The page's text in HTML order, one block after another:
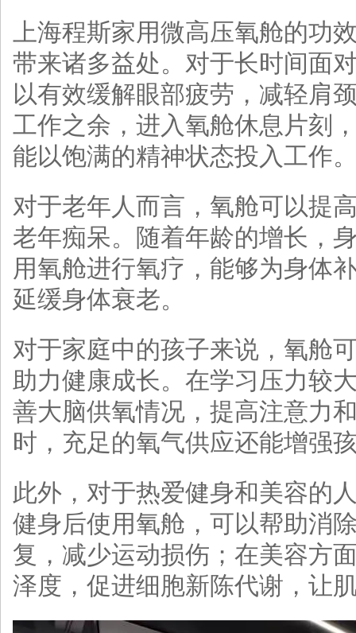
上海程斯家用微高压氧舱的功
带来诸多益处。对于长时间面
以有效缓解眼部疲劳，减轻肩
工作之余，进入氧舱休息片刻
能以饱满的精神状态投入工作
对于老年人而言，氧舱可以提
老年痴呆。随着年龄的增长，
用氧舱进行氧疗，能够为身体
延缓身体衰老。
对于家庭中的孩子来说，氧舱
助力健康成长。在学习压力较
善大脑供氧情况，提高注意力
时，充足的氧气供应还能增强
此外，对于热爱健身和美容的
健身后使用氧舱，可以帮助消
复，减少运动损伤；在美容方
泽度，促进细胞新陈代谢，让